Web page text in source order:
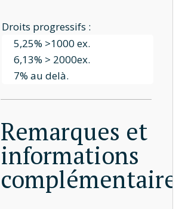
Droits progressifs :
5,25% >1000 ex.
6,13% > 2000ex.
7% au delà.
Remarques et
informations